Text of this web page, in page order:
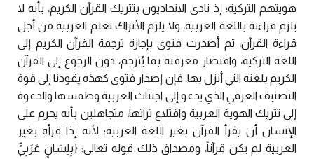
هويتهم التركية؛ إذ نادى الاتحاديون بتتريك القرآن الكريم، بأنه لا
يلزم قراءته باللغة العربية، ولا يلزم الأتراك تعلم العربية من أجل
قراءة القرآن، ثم أصدرت فتوى بإجازة ترجمة القرآن الكريم إلى
اللغة التركية، واقتصار معرفته بما يُترجم، دون الرجوع إلى القرآن
الكريم بلغته التي أنزل بها. فإن إصدار فتوى كهذه يقودنا إلى قوة
التصنيف العرقي الذي يدعو إلى اجتثاث العربية وطمسها والدعوة
إلى تتريك الهوية العربية واقتلاع تراثها، متجاهلين بأنه يحرم على
الإنسان أن يقرأ القرآن بغير اللغة العربية؛ لأنه إذا قرأه بغير
العربية لم يكن قرآناً، ومصداق ذلك قوله تعالى: {بِلِسَانٍ عَرَبِيٍّ